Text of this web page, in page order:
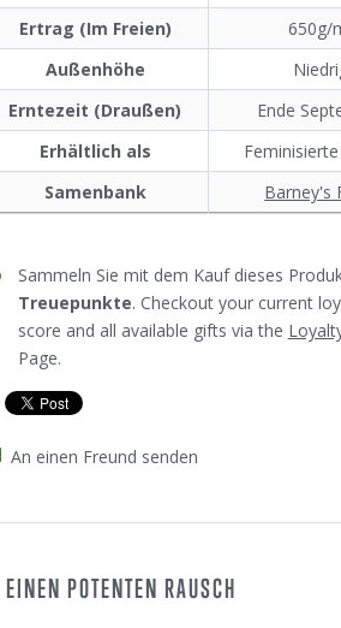
Ertrag (Im Freien)
650g/
Außenhöhe
Erntezeit (Draußen)
Ende
Erhältlich als
Samenbank
Barney's
Sammeln Sie mit dem Kauf dieses
Treuepunkte. Checkout your current
score and all available gifts via the
Page.
An einen Freund senden
POTENTEN RAUSCH